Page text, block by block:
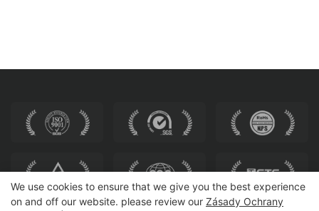
We use cookies to ensure that we give you the best experience
on and off our website. please review our Zásady Ochrany